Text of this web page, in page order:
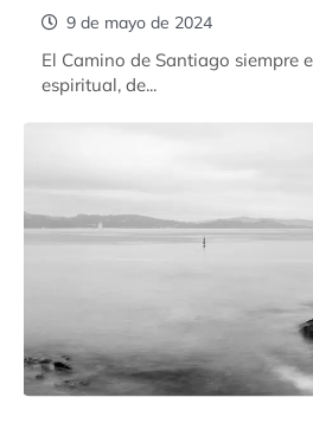
9 de mayo de 2024
El Camino de Santiago siempre
espiritual, de...